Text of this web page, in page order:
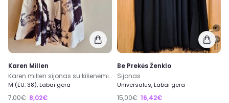
Karen Millen
Karen millen sijonas su kišenėmis
M (EU: 38), Labai gera
7,00€ 8,02€
Be Prekės Ženklo
Sijonas
Universalus, Labai gera
15,00€ 16,42€